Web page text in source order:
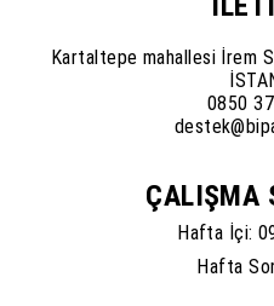
Kartaltepe mahallesi İrem
0850
ÇALIŞMA
Hafta İçi:
Hafta